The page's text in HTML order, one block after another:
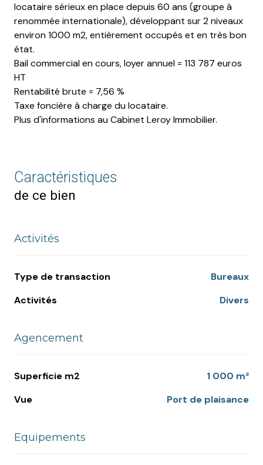
locataire sérieux en place depuis 60 ans (groupe à
renommée internationale), développant sur 2 niveaux
environ 1000 m2, entièrement occupés et en très bon
état.
Bail commercial en cours, loyer annuel = 113 787 euros
HT
Rentabilité brute = 7,56 %
Taxe foncière à charge du locataire.
Plus d'informations au Cabinet Leroy Immobilier.
Caractéristiques
de ce bien
Activités
Type de transaction
Bureaux
Activités
Divers
Agencement
Superficie m2
1 000 m²
Vue
Port de plaisance
Equipements